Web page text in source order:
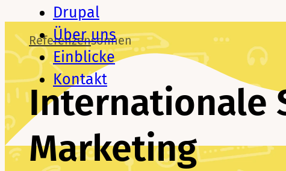
Drupal
Über uns
Einblicke
Kontakt
Referenzensonnen
Internationale
Marketing